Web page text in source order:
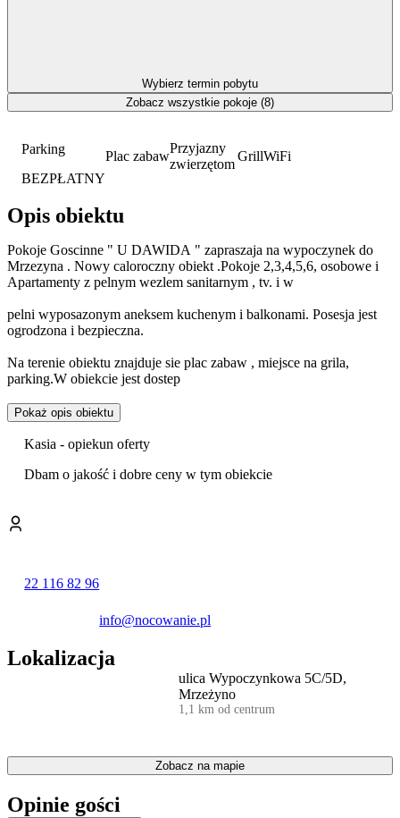
Parking
BEZPŁATNY
Plac zabaw
Przyjazny
zwierzętom
GrillWiFi
Opis obiektu
Pokoje Goscinne " U DAWIDA " zapraszaja na wypoczynek do
Mrzezyna . Nowy caloroczny obiekt .Pokoje 2,3,4,5,6, osobowe i
Apartamenty z pelnym wezlem sanitarnym , tv. i w
pelni wyposazonym aneksem kuchenym i balkonami. Posesja jest
ogrodzona i bezpieczna.
Na terenie obiektu znajduje sie plac zabaw , miejsce na grila,
parking.W obiekcie jest dostep
do bezprzewodowego internetu Wi-fi.
wspanialy wypoczynek , czysta i piekna plaze ekologiczne czyste
u ujscia rzeki regi . Po obu stronach rozciaga sie plaza z jasnym
porosniete lasem sosnowym.
Pokaż opis obiektu
Kasia - opiekun oferty
Dbam o jakość i dobre ceny w tym obiekcie
22 116 82 96
info@nocowanie.pl
Lokalizacja
ulica Wypoczynkowa 5C/5D,
Mrzeżyno
1,1 km od centrum
Zobacz na mapie
Opinie gości
Wybierz termin pobytu
Zobacz wszystkie pokoje (8)